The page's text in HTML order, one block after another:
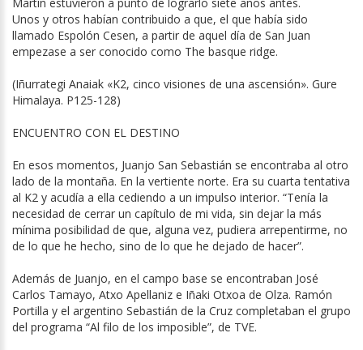
Unos y otros habían contribuido a que, el que había sido
llamado Espolón Cesen, a partir de aquel día de San Juan
empezase a ser conocido como The basque ridge.
(Iñurrategi Anaiak «K2, cinco visiones de una ascensión». Gure
Himalaya. P125-128)
ENCUENTRO CON EL DESTINO
En esos momentos, Juanjo San Sebastián se encontraba al otro
lado de la montaña. En la vertiente norte. Era su cuarta tentativa
al K2 y acudía a ella cediendo a un impulso interior. “Tenía la
necesidad de cerrar un capítulo de mi vida, sin dejar la más
mínima posibilidad de que, alguna vez, pudiera arrepentirme, no
de lo que he hecho, sino de lo que he dejado de hacer”.
Además de Juanjo, en el campo base se encontraban José
Carlos Tamayo, Atxo Apellaniz e Iñaki Otxoa de Olza. Ramón
Portilla y el argentino Sebastián de la Cruz completaban el grupo
del programa “Al filo de los imposible”, de TVE.